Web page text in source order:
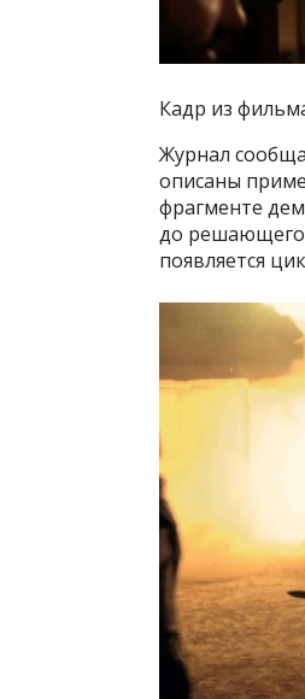
Кадр из
Журнал
описаны
фрагменте
до решающего
появляется